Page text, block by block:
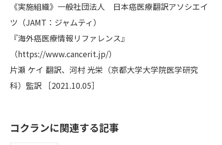
《実施組織》一般社団法人 日本癌医療翻訳アソシエイ
ツ（JAMT：ジャムティ）
『海外癌医療情報リファレンス』
（https://www.cancerit.jp/）
片瀬 ケイ 翻訳、河村 光栄（京都大学大学院医学研究
科）監訳 ［2021.10.05］
コクランに関連する記事